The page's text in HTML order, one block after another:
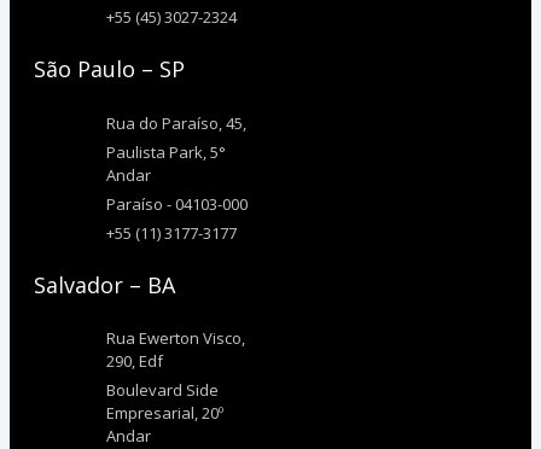
+55 (45) 3027-2324
São Paulo – SP
Rua do Paraíso, 45,
Paulista Park, 5°
Andar
Paraíso - 04103-000
+55 (11) 3177-3177
Salvador – BA
Rua Ewerton Visco,
290, Edf
Boulevard Side
Empresarial, 20º
Andar